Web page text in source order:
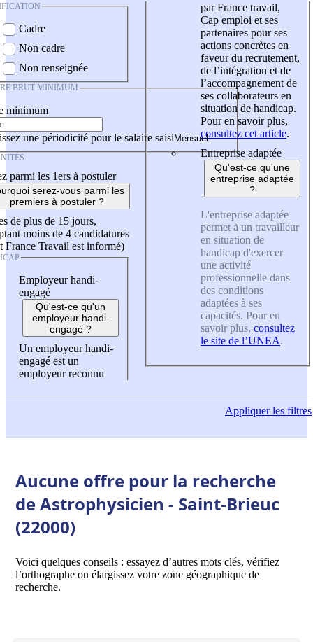
Cadre
Non cadre
Non renseignée
BRUT MINIMUM
minimum
une périodicité pour le salaire saisi
parmi les 1ers à postuler
serez-vous parmi les
premiers à postuler ?
de plus de 15 jours,
moins de 4 candidatures
France Travail est informé)
Employeur handi-
engagé
Qu'est-ce qu'un
employeur handi-
engagé ?
Un employeur handi-
engagé est un
employeur reconnu
par France travail,
Cap emploi et ses
partenaires pour ses
actions concrètes en
faveur du recrutement,
de l’intégration et de
l’accompagnement de
ses collaborateurs en
situation de handicap.
Pour en savoir plus,
consultez cet article.
Entreprise adaptée
Qu'est-ce qu'une
entreprise adaptée
?
L'entreprise adaptée
permet à un travailleur
en situation de
handicap d'exercer
une activité
professionnelle dans
des conditions
adaptées à ses
capacités. Pour en
savoir plus, consultez
le site de l’UNEA.
Appliquerles filtres
Aucune offre pour la recherche
de Astrophysicien - Saint-Brieuc
(22000)
Voici quelques conseils : essayez d’autres mots clés, vérifiez
l’orthographe ou élargissez votre zone géographique de
recherche.